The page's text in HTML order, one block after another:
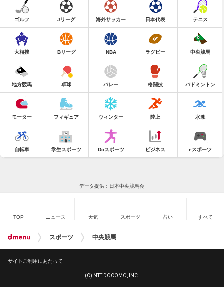
ゴルフ Jリーグ 海外サッカー 日本代表 テニス
大相撲 Bリーグ NBA ラグビー 中央競馬
地方競馬 卓球 バレー 格闘技 バドミントン
モーター フィギュア ウィンター 陸上 水泳
自転車 学生スポーツ Doスポーツ ビジネス eスポーツ
データ提供：日本中央競馬会
TOP ニュース 天気 スポーツ 占い すべて
スポーツ 中央競馬
サイトご利用にあたって
(C) NTT DOCOMO, INC.